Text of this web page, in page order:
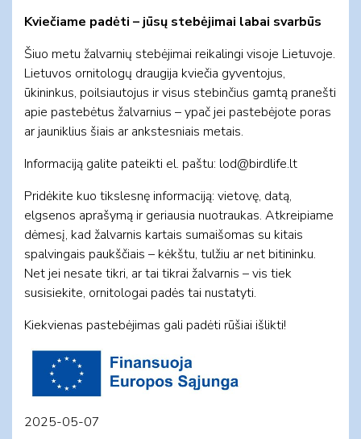
Kviečiame padėti – jūsų stebėjimai labai svarbūs
Šiuo metu žalvarnių stebėjimai reikalingi visoje Lietuvoje.
Lietuvos ornitologų draugija kviečia gyventojus,
ūkininkus, poilsiautojus ir visus stebinčius gamtą pranešti
apie pastebėtus žalvarnius – ypač jei pastebėjote poras
ar jauniklius šiais ar ankstesniais metais.
Informaciją galite pateikti el. paštu: lod@birdlife.lt
Pridėkite kuo tikslesnę informaciją: vietovę, datą,
elgsenos aprašymą ir geriausia nuotraukas. Atkreipiame
dėmesį, kad žalvarnis kartais sumaišomas su kitais
spalvingais paukščiais – kėkštu, tulžiu ar net bitininku.
Net jei nesate tikri, ar tai tikrai žalvarnis – vis tiek
susisiekite, ornitologai padės tai nustatyti.
Kiekvienas pastebėjimas gali padėti rūšiai išlikti!
2025-05-07